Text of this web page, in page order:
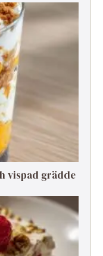
vispad grädde